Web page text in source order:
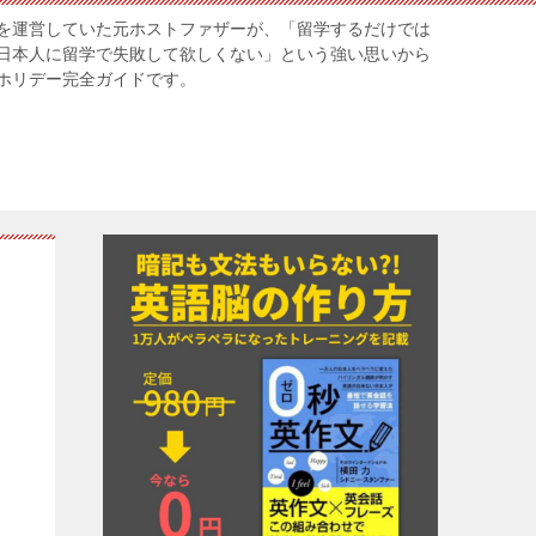
運営していた元ホストファザーが、「留学するだけでは
本人に留学で失敗して欲しくない」という強い思いから
デー完全ガイドです。